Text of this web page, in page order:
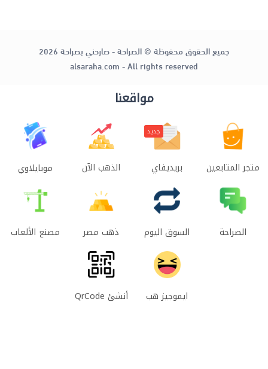
جميع الحقوق محفوظة © الصراحة - صارحني بصراحة 2026
alsaraha.com - All rights reserved